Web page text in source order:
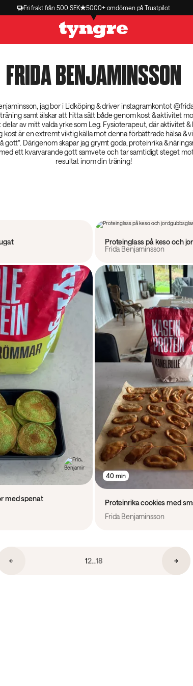
Fri frakt från 500 SEK 5000+ omdömen på Trustpilot
FRIDA BENJAMINSSON
jag bor i Lidköping & driver instagramkontot
samt älskar att hitta sätt både genom kost & aktivitet
av mitt valda yrke som Leg. Fysioterapeut, där aktivitet &
är en extremt viktig källa mot denna förbättrade hälsa &
gott”. Därigenom skapar jag grymt goda, proteinrika &
ett kvarvarande gott samvete och tar samtidigt steget
resultat inom din träning!
Proteinglass på keso och
Frida Benjaminsson
med spenat
40 min
Proteinrika cookies med
Frida Benjaminsson
12...18